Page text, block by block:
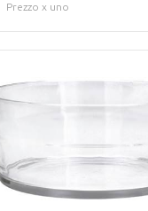
Prezzo x uno